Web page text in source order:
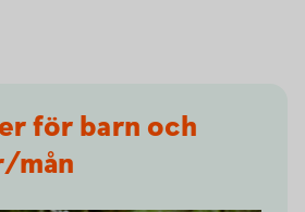
för barn och
mån